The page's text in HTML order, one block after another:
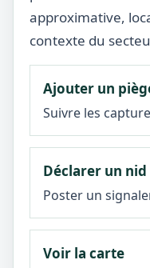
approximative,
contexte du
Ajouter un
Suivre les
Déclarer un nid
Poster un
Voir la carte